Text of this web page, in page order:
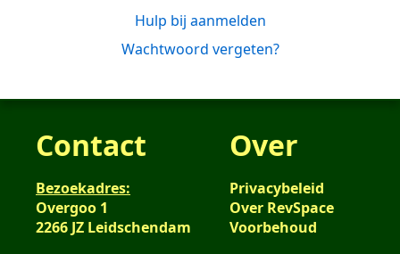
Hulp bij aanmelden
Wachtwoord vergeten?
Contact
Bezoekadres:
Overgoo 1
2266 JZ Leidschendam
Over
Privacybeleid
Over RevSpace
Voorbehoud